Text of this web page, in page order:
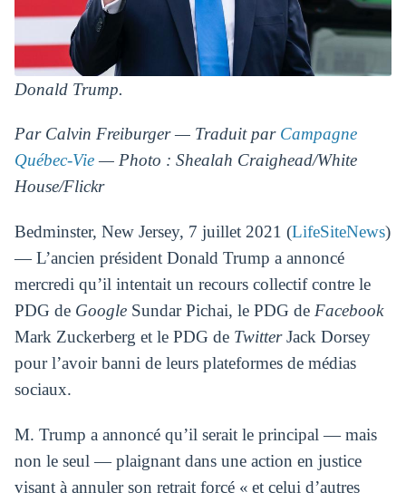
Donald Trump.
Par Calvin Freiburger — Traduit par Campagne
Québec-Vie— Photo : Shealah Craighead/White
House/Flickr
Bedminster, New Jersey, 7 juillet 2021 (LifeSiteNews)
— L’ancien président Donald Trump a annoncé
mercredi qu’il intentait un recours collectif contre le
PDG de GoogleSundar Pichai, le PDG de Facebook
Mark Zuckerberg et le PDG de TwitterJack Dorsey
pour l’avoir banni de leurs plateformes de médias
sociaux.
M. Trump a annoncé qu’il serait le principal — mais
non le seul — plaignant dans une action en justice
visant à annuler son retrait forcé « et celui d’autres